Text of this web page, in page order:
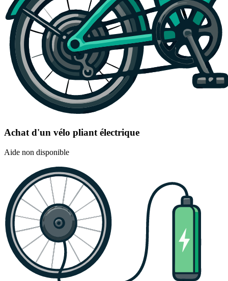
Achat d'un vélo pliant électrique
Aide non disponible